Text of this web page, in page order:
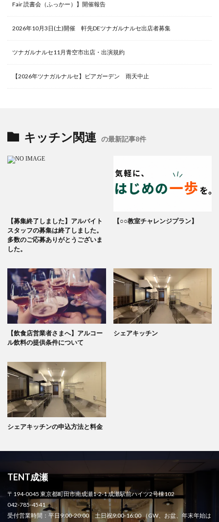
Fair 読書会（ふっかー）】開催報告
2026年10月3日(土)開催 軒先DEツナガルナルセ出店者募集
ツナガルナルセ11月青空市出店・出演規約
【2026年ツナガルナルセ】ビアガーデン 雨天中止
キッチン関連 の最新記事8件
【募集終了しました】アルバイト
スタッフの募集は終了しました。
多数のご応募ありがとうございま
した。
【○○教室チャレンジプラン】
【飲食店営業者さまへ】アルコー
ル飲料の提供条件について
シェアキッチン
シェアキッチンの申込方法と料金
TENT成瀬
〒194-0045 東京都町田市南成瀬1-2-1 成瀬駅前ハイツ2号棟102
042-785-4541
受付営業時間：平日9:00-20:00 土日祝9:00-16:00 （GW、お盆、年末年始は